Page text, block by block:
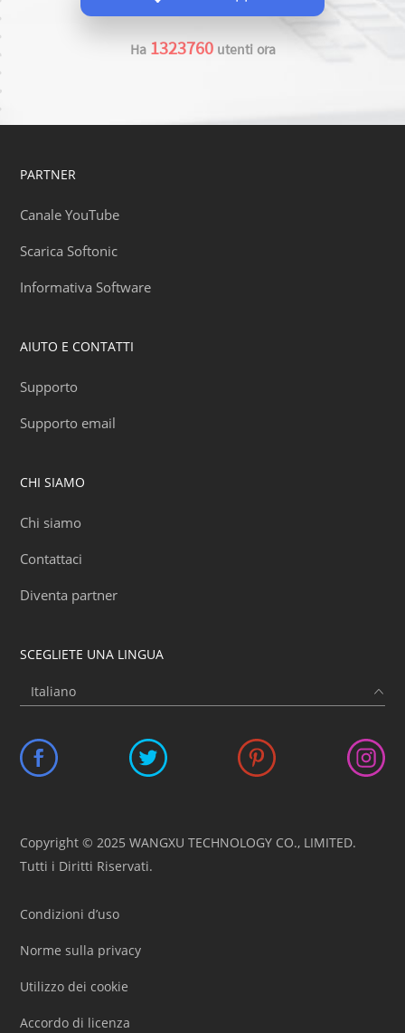
Ha 1323760 utenti ora
PARTNER
Canale YouTube
Scarica Softonic
Informativa Software
AIUTO E CONTATTI
Supporto
Supporto email
CHI SIAMO
Chi siamo
Contattaci
Diventa partner
SCEGLIETE UNA LINGUA
Copyright © 2025 WANGXU TECHNOLOGY CO., LIMITED.
Tutti i Diritti Riservati.
Condizioni d’uso
Norme sulla privacy
Utilizzo dei cookie
Accordo di licenza